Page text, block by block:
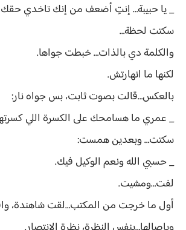
_ يا حبيبة… إنتِ أضعف من إنك تاخدي حقك
سكتت لحظة…
والكلمة دي بالذات… خبطت جواها.
لكنها ما انهارتش.
بالعكس…قالت بصوت ثابت، بس جواه نار:
_ عمري ما هسامحك على الكسرة اللي
سكتت… وبعدين همست:
_ حسبي الله ونعم الوكيل فيك.
لفت…ومشيت.
أول ما خرجت من المكتب…لقت شاهندة،